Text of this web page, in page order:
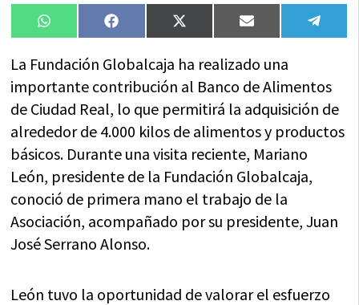
Compartir
en
WhatsAppCompartir
en
FacebookCompartir
en
X
(Twitter)
Compartir
en
Email
en
La Fundación Globalcaja ha realizado una
importante contribución al Banco de Alimentos
de Ciudad Real, lo que permitirá la adquisición de
alrededor de 4.000 kilos de alimentos y productos
básicos. Durante una visita reciente, Mariano
León, presidente de la Fundación Globalcaja,
conoció de primera mano el trabajo de la
Asociación, acompañado por su presidente, Juan
José Serrano Alonso.
León tuvo la oportunidad de valorar el esfuerzo